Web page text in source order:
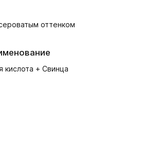
оттенком
кислота + Свинца